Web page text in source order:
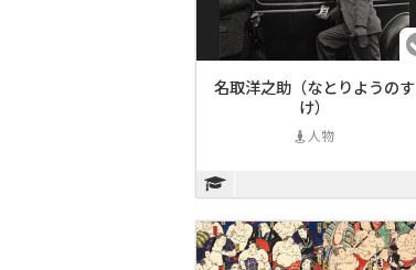
名取洋之助（なとりようのす
け）
人物